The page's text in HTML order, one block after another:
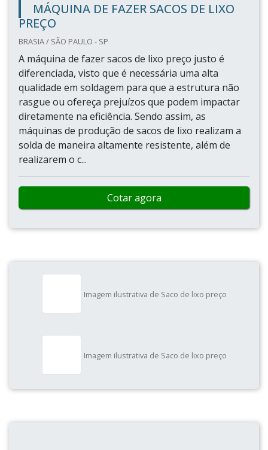
MÁQUINA DE FAZER SACOS DE LIXO
PREÇO
BRASIA / SÃO PAULO - SP
A máquina de fazer sacos de lixo preço justo é
diferenciada, visto que é necessária uma alta
qualidade em soldagem para que a estrutura não
rasgue ou ofereça prejuízos que podem impactar
diretamente na eficiência. Sendo assim, as
máquinas de produção de sacos de lixo realizam a
solda de maneira altamente resistente, além de
realizarem o c...
Cotar agora
Imagem ilustrativa de Saco de lixo preço
Imagem ilustrativa de Saco de lixo preço